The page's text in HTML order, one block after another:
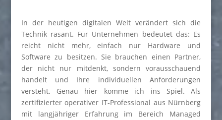
In der heutigen digitalen Welt verändert sich die
Technik rasant. Für Unternehmen bedeutet das: Es
reicht nicht mehr, einfach nur Hardware und
Software zu besitzen. Sie brauchen einen Partner,
der nicht nur mitdenkt, sondern vorausschauend
handelt und Ihre individuellen Anforderungen
versteht. Genau hier komme ich ins Spiel. Als
zertifizierter operativer IT-Professional aus Nürnberg
mit langjähriger Erfahrung im Bereich Managed